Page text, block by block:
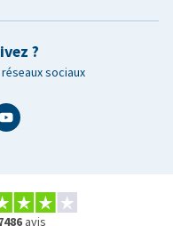
?
sociaux
avis